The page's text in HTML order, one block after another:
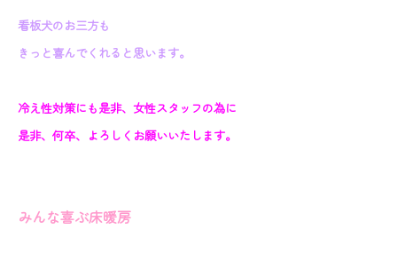
看板犬のお三方も
きっと喜んでくれると思います。
冷え性対策にも是非、女性スタッフの為に
是非、何卒、よろしくお願いいたします。
みんな喜ぶ床暖房